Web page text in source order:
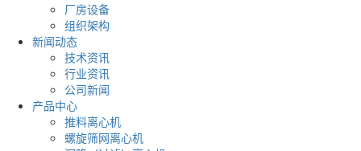
厂房设备
组织架构
新闻动态
技术资讯
行业资讯
公司新闻
产品中心
推料离心机
螺旋筛网离心机